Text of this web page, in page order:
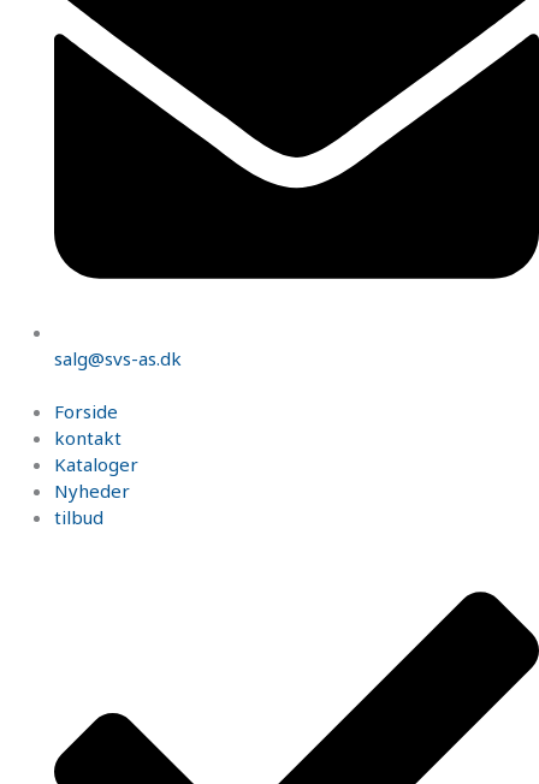
salg@svs-as.dk
Forside
kontakt
Kataloger
Nyheder
tilbud